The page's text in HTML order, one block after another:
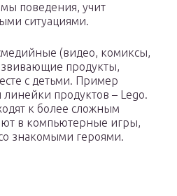
поведения, учит
ситуациями.
(видео, комиксы,
продукты,
с детьми. Пример
продуктов – Lego.
к более сложным
в компьютерные игры,
знакомыми героями.